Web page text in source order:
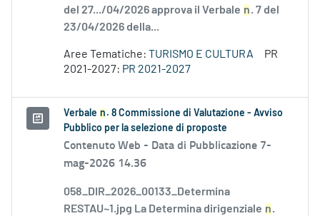
del 27.../04/2026 approva il Verbale n. 7 del
23/04/2026 della...
Aree Tematiche: TURISMO E CULTURA
PR
2021-2027: PR 2021-2027
Verbale n . 8 Commissione di Valutazione - Avviso
Pubblico per la selezione di proposte
Contenuto Web - Data di Pubblicazione 7-
mag-2026 14.36
058_DIR_2026_00133_Determina
RESTAU~1.jpg La Determina dirigenziale n.